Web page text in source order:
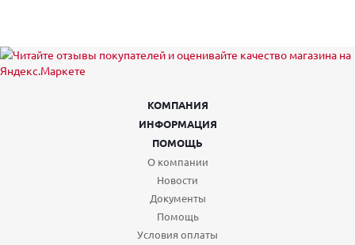
КОМПАНИЯ
ИНФОРМАЦИЯ
ПОМОЩЬ
О компании
Новости
Документы
Помощь
Условия оплаты